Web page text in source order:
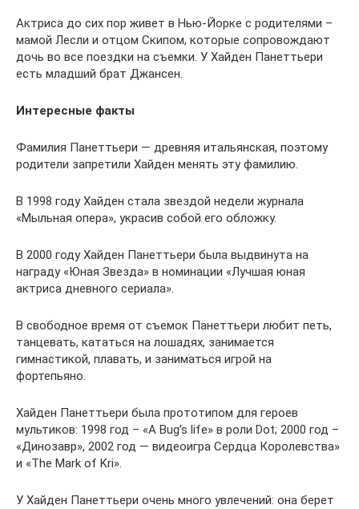
Актриса до сих пор живет в Нью-Йорке с родителями –
мамой Лесли и отцом Скипом, которые сопровождают
дочь во все поездки на съемки. У Хайден Панеттьери
есть младший брат Джансен.
Интересные факты
Фамилия Панеттьери — древняя итальянская, поэтому
родители запретили Хайден менять эту фамилию.
В 1998 году Хайден стала звездой недели журнала
«Мыльная опера», украсив собой его обложку.
В 2000 году Хайден Панеттьери была выдвинута на
награду «Юная Звезда» в номинации «Лучшая юная
актриса дневного сериала».
В свободное время от съемок Панеттьери любит петь,
танцевать, кататься на лошадях, занимается
гимнастикой, плавать, и заниматься игрой на
фортепьяно.
Хайден Панеттьери была прототипом для героев
мультиков: 1998 год – «A Bug’s life» в роли Dot; 2000 год –
«Динозавр», 2002 год — видеоигра Сердца Королевства»
и «The Mark of Kri».
У Хайден Панеттьери очень много увлечений: она берет